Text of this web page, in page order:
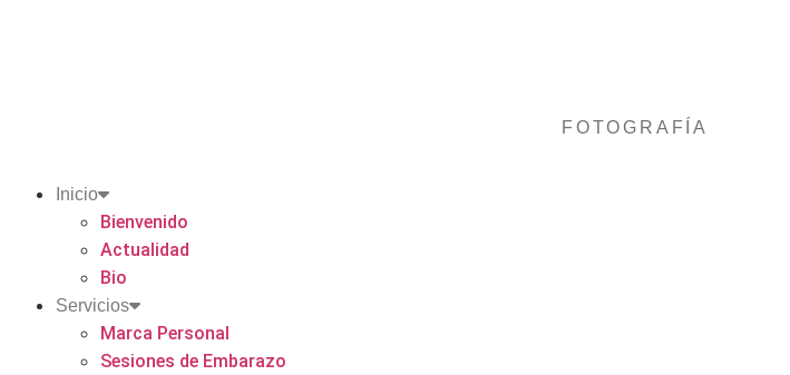
FOTOGRAFÍA
Inicio
Bienvenido
Actualidad
Bio
Servicios
Marca Personal
Sesiones de Embarazo